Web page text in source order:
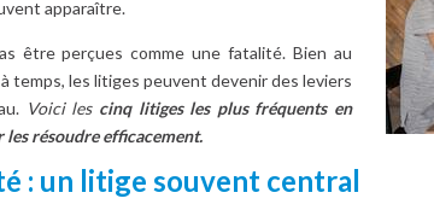
apparaître.
être perçues comme une fatalité. Bien au
les litiges peuvent devenir des leviers
Voici les cinq litiges les plus fréquents en
les résoudre efficacement.
: un litige souvent central